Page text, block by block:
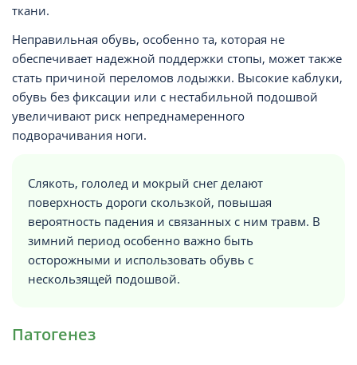
ткани.
Неправильная обувь, особенно та, которая не
обеспечивает надежной поддержки стопы, может также
стать причиной переломов лодыжки. Высокие каблуки,
обувь без фиксации или с нестабильной подошвой
увеличивают риск непреднамеренного
подворачивания ноги.
Слякоть, гололед и мокрый снег делают
поверхность дороги скользкой, повышая
вероятность падения и связанных с ним травм. В
зимний период особенно важно быть
осторожными и использовать обувь с
нескользящей подошвой.
Патогенез